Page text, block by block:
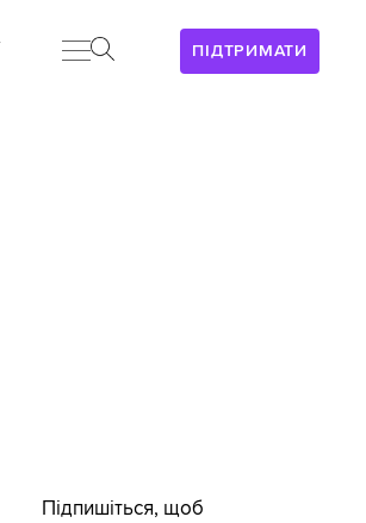
ПІДТРИМАТИ
Підпишіться, щоб